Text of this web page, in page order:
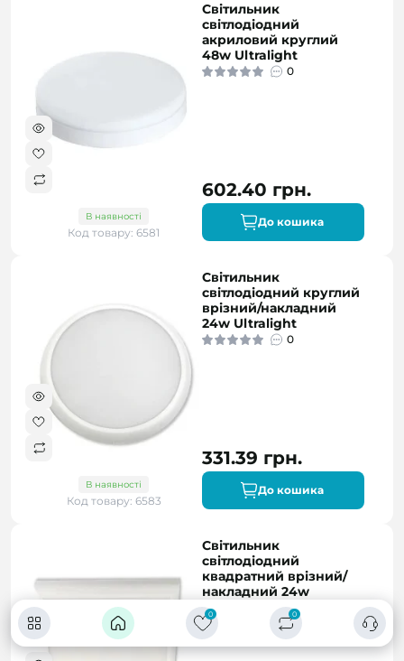
0 0
В наявності
Код товару: 6581
Світильник
світлодіодний
акриловий круглий
48w Ultralight
0
602.40 грн.
До кошика
В наявності
Код товару: 6583
Світильник
світлодіодний круглий
врізний/накладний
24w Ultralight
0
331.39 грн.
До кошика
Світильник
світлодіодний
квадратний врізний/
накладний 24w
Ultralight
0